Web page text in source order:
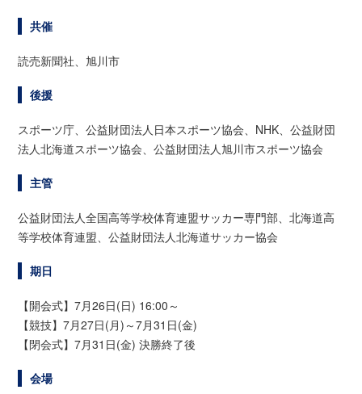
共催
読売新聞社、旭川市
後援
スポーツ庁、公益財団法人日本スポーツ協会、NHK、公益財団
法人北海道スポーツ協会、公益財団法人旭川市スポーツ協会
主管
公益財団法人全国高等学校体育連盟サッカー専門部、北海道高
等学校体育連盟、公益財団法人北海道サッカー協会
期日
【開会式】7月26日(日) 16:00～
【競技】7月27日(月)～7月31日(金)
【閉会式】7月31日(金) 決勝終了後
会場